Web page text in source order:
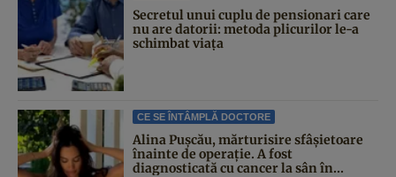
Secretul unui cuplu de pensionari care
nu are datorii: metoda plicurilor le-a
schimbat viața
CE SE ÎNTÂMPLĂ DOCTORE
Alina Pușcău, mărturisire sfâșietoare
înainte de operație. A fost
diagnosticată cu cancer la sân în...